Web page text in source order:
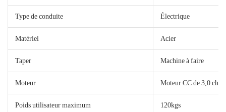
Type de conduite Électrique
Matériel Acier
Taper Machine à faire
Moteur Moteur CC de 3,0 ch
Poids utilisateur maximum 120kgs